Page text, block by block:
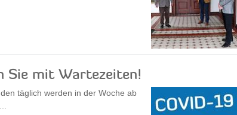
Sie mit Wartezeiten!
täglich werden in der Woche ab